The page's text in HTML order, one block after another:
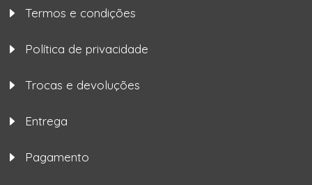
Termos e condições
Política de privacidade
Trocas e devoluções
Entrega
Pagamento